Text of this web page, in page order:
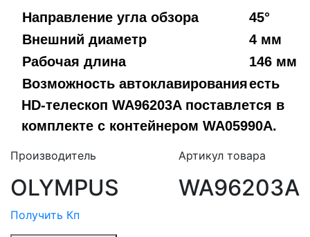
Направление угла обзора
45°
Внешний диаметр
4 мм
Рабочая длина
146 мм
Возможность автоклавированияесть
HD-телескоп WA96203A поставлется в
комплекте с контейнером WA05990A.
Производитель
OLYMPUS
Артикул товара
WA96203A
Получить Кп